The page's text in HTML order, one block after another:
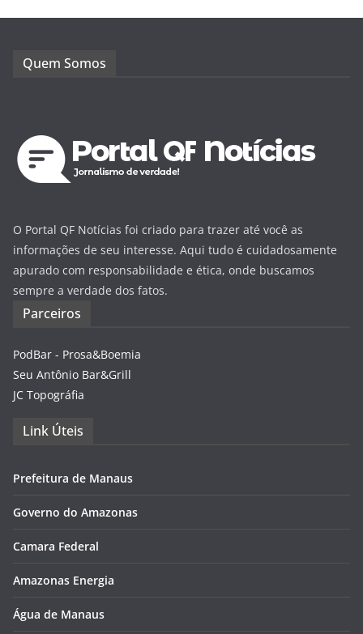
Quem Somos
O Portal QF Notícias foi criado para trazer até você as
informações de seu interesse. Aqui tudo é cuidadosamente
apurado com responsabilidade e ética, onde buscamos
sempre a verdade dos fatos.
Parceiros
PodBar - Prosa&Boemia
Seu Antônio Bar&Grill
JC Topográfia
Link Úteis
Prefeitura de Manaus
Governo do Amazonas
Camara Federal
Amazonas Energia
Água de Manaus